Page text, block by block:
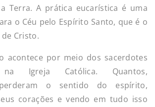
Terra. A prática eucarística é uma
o Céu pelo Espírito Santo, que é o
Cristo.
acontece por meio dos sacerdotes
na Igreja Católica. Quantos,
o sentido do espírito,
corações e vendo em tudo isso